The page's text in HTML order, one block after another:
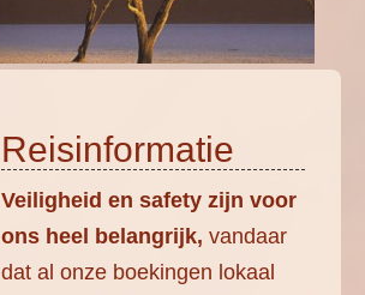
Reisinformatie
Veiligheid en safety zijn voor
ons heel belangrijk, vandaar
dat al onze boekingen lokaal